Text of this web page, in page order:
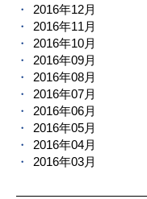
2016年12月
2016年11月
2016年10月
2016年09月
2016年08月
2016年07月
2016年06月
2016年05月
2016年04月
2016年03月